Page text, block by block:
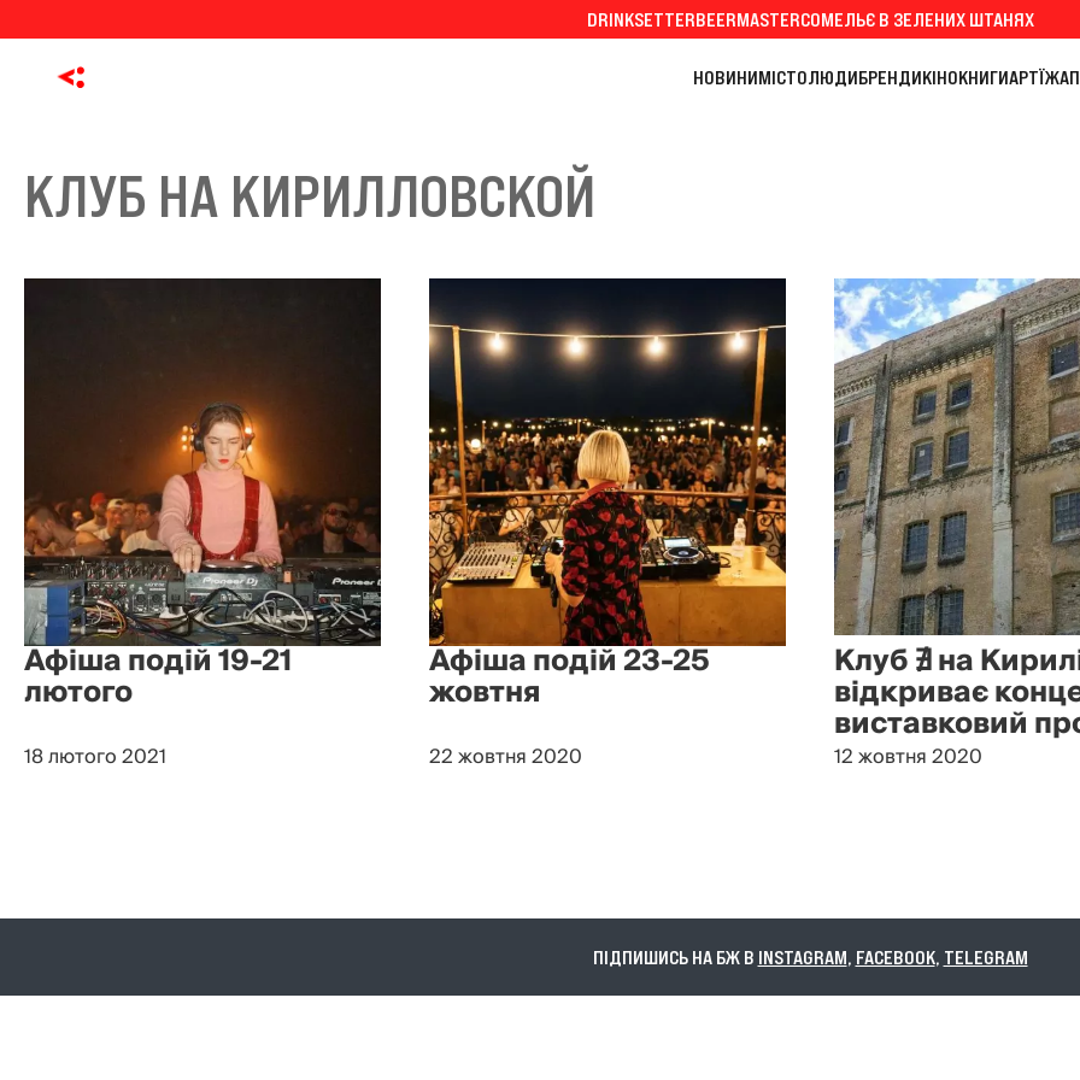
DRINKSETTERBEERMASTERСОМЕЛЬЄ В ЗЕЛЕНИХ ШТАНЯХ
НОВИНИМІСТОЛЮДИБРЕНДИКІНОКНИГИАРТЇЖА
КЛУБ НА КИРИЛЛОВСКОЙ
Афіша подій 19-21
лютого
18 лютого 2021
Афіша подій 23-25
жовтня
22 жовтня 2020
Клуб ∄ на
відкриває
виставковий
12 жовтня 2020
ПІДПИШИСЬ НА БЖ В INSTAGRAM, FACEBOOK, TELEGRAM